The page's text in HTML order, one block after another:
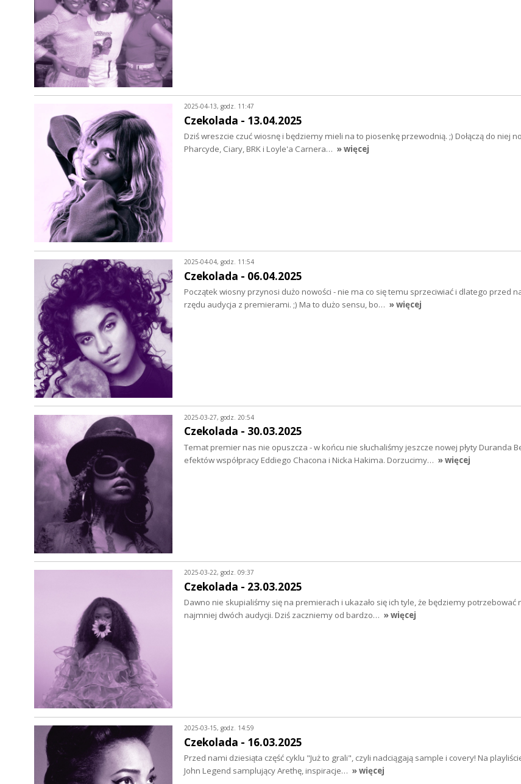
2025-04-13, godz. 11:47
Czekolada - 13.04.2025
Dziś wreszcie czuć wiosnę i będziemy mieli na to piosenkę przewodnią. ;) Dołączą do niej
Pharcyde, Ciary, BRK i Loyle'a Carnera… » więcej
2025-04-04, godz. 11:54
Czekolada - 06.04.2025
Początek wiosny przynosi dużo nowości - nie ma co się temu sprzeciwiać i dlatego przed
rzędu audycja z premierami. ;) Ma to dużo sensu, bo… » więcej
2025-03-27, godz. 20:54
Czekolada - 30.03.2025
Temat premier nas nie opuszcza - w końcu nie słuchaliśmy jeszcze nowej płyty Duranda
efektów współpracy Eddiego Chacona i Nicka Hakima. Dorzucimy… » więcej
2025-03-22, godz. 09:37
Czekolada - 23.03.2025
Dawno nie skupialiśmy się na premierach i ukazało się ich tyle, że będziemy potrzebować
najmniej dwóch audycji. Dziś zaczniemy od bardzo… » więcej
2025-03-15, godz. 14:59
Czekolada - 16.03.2025
Przed nami dziesiąta część cyklu "Już to grali", czyli nadciągają sample i covery! Na
John Legend samplujący Arethę, inspiracje… » więcej